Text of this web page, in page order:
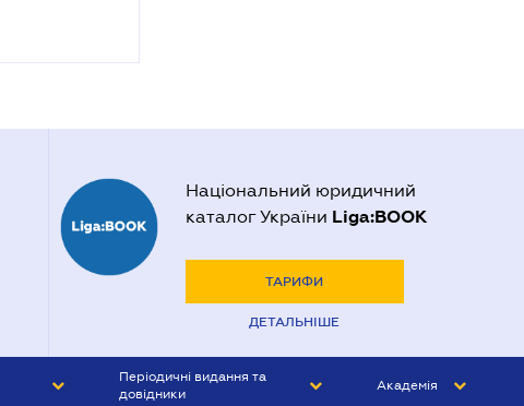
Національний юридичний
каталог України Liga:BOOK
ТАРИФИ
ДЕТАЛЬНІШЕ
Періодичні видання та
довідники
Академія